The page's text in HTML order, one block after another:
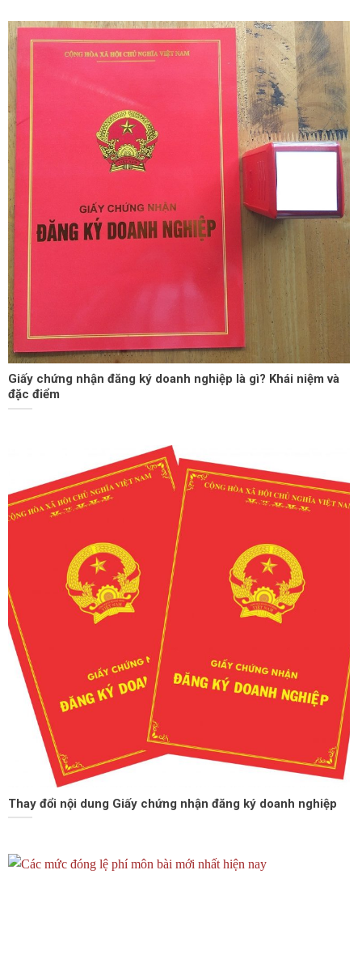
Giấy chứng nhận đăng ký doanh nghiệp là gì? Khái niệm và
đặc điểm
Thay đổi nội dung Giấy chứng nhận đăng ký doanh nghiệp